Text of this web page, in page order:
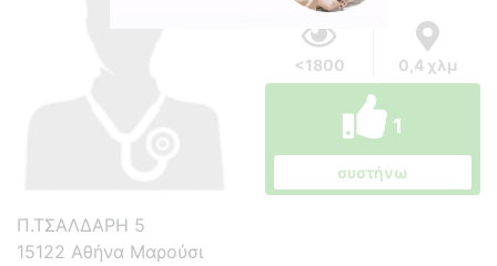
<1800 0,4 χλμ
1
συστήνω
Π.ΤΣΑΛΔΑΡΗ 5
15122 Αθήνα Μαρούσι